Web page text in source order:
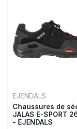
EJENDALS
Chaussures de
JALAS E-SPORT
- EJENDALS